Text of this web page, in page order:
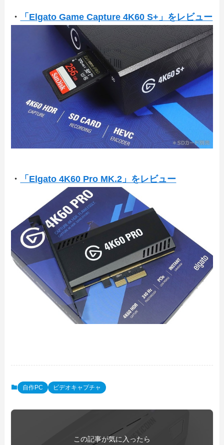
・ 「Elgato Game Capture 4K60 S+」をレビュー
・ 「Elgato 4K60 Pro MK.2」をレビュー
自作PC ビデオキャプチャ
この記事が気に入ったら